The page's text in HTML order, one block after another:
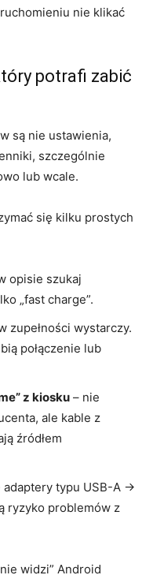
nie klikać
potrafi zabić
są nie ustawienia,
szczególnie
lub wcale.
się kilku prostych
opisie szukaj
„fast charge”.
zupełności wystarczy.
połączenie lub
z kiosku – nie
ale kable z
źródłem
adaptery typu USB-A →
ryzyko problemów z
widzi” Android